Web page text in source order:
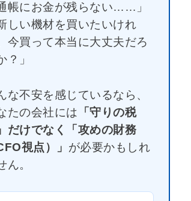
帳にお金が残らない……」
しい機材を買いたいけれ
今買って本当に大丈夫だろ
？」
な不安を感じているなら、
たの会社には 「守りの税
だけでなく「攻めの財務
視点）」 が必要かもしれ
ん。